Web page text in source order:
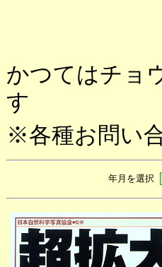
かつてはチョ
す
※各種お問い
年月を選択